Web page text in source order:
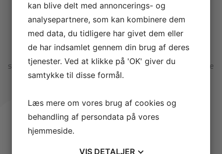
Dansk idrætshøjskole. Med et
japansk twist.
De indbydende lokaler, overraskende rum, lækre
sportsfaciliteter, de smukke omgivelser og den helt særlige
stemning opleves bare bedst 'live'. Vi vil derfor gerne
frokost.
Se dine muligheder, få svar på dine spørgsmål - og ikke
mindst mulighed for at sikre DIN plads på et af de
kan blive delt med annoncerings- og
analysepartnere, som kan kombinere dem
med data, du tidligere har givet dem eller
de har indsamlet gennem din brug af deres
tjenester. Ved at klikke på 'OK' giver du
samtykke til disse formål.
Læs mere om vores brug af cookies og
behandling af persondata på vores
hjemmeside.
VIS DETALJER